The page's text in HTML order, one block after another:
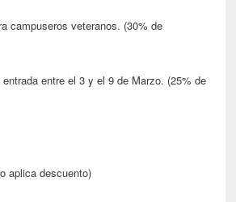
campuseros veteranos. (30% de
entre el 3 y el 9 de Marzo. (25% de
aplica descuento)